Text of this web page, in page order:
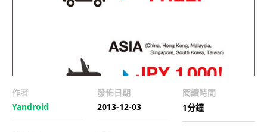
作者
Yandroid
發佈日期
2013-12-03
閱讀時間
1分鐘